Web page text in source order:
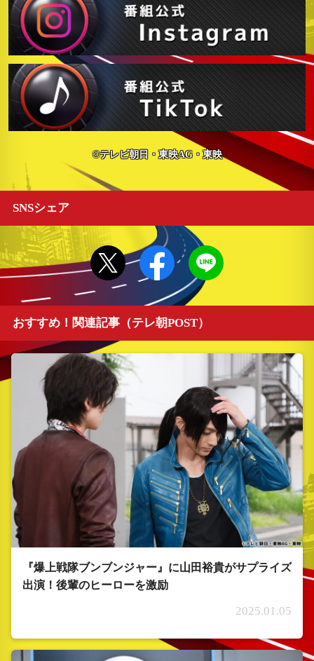
©テレビ朝日・東映AG・東映
SNSシェア
おすすめ！関連記事（テレ朝POST）
『爆上戦隊ブンブンジャー』に山田裕貴がサプライズ
出演！後輩のヒーローを激励
2025.01.05